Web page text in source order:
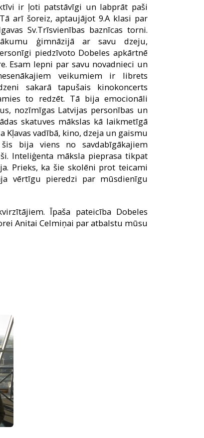
ir ļoti patstāvīgi un labprāt paši
arī šoreiz, aptaujājot 9.A klasi par
Sv.Trīsvienības baznīcas torni.
ģimnāzijā ar savu dzeju,
piedzīvoto Dobeles apkārtnē
Esam lepni par savu novadnieci un
veikumiem ir librets
sakarā tapušais kinokoncerts
to redzēt. Tā bija emocionāli
nozīmīgas Latvijas personības un
skatuves mākslas kā laikmetīgā
Kļavas vadībā, kino, dzeja un gaismu
bija viens no savdabīgākajiem
Inteliģenta māksla pieprasa tikpat
Prieks, ka šie skolēni prot teicami
vērtīgu pieredzi par mūsdienīgu
Īpaša pateicība Dobeles
Anitai Celmiņai par atbalstu mūsu